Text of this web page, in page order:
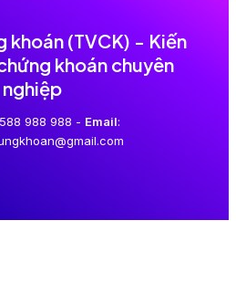
khoán (TVCK) - Kiến
khoán chuyên
nghiệp
988 988 - Email: